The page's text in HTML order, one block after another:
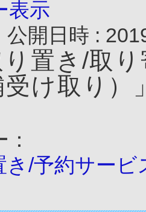
表示
公開日時 :
り置き/取
受け取り
き/予約サー